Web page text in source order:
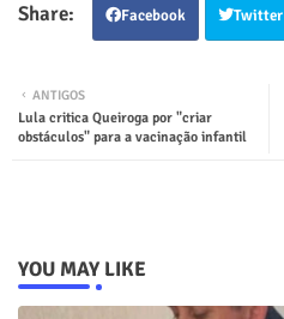
Facebook Twitter
ANTIGOS
Lula critica Queiroga por "criar
obstáculos" para a vacinação infantil
YOU MAY LIKE